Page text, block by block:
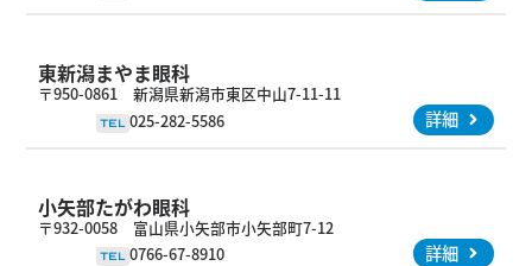
東新潟まやま眼科
〒950-0861 新潟県新潟市東区中山7-11-11
TEL 025-282-5586 詳細
小矢部たがわ眼科
〒932-0058 富山県小矢部市小矢部町7-12
TEL 0766-67-8910 詳細